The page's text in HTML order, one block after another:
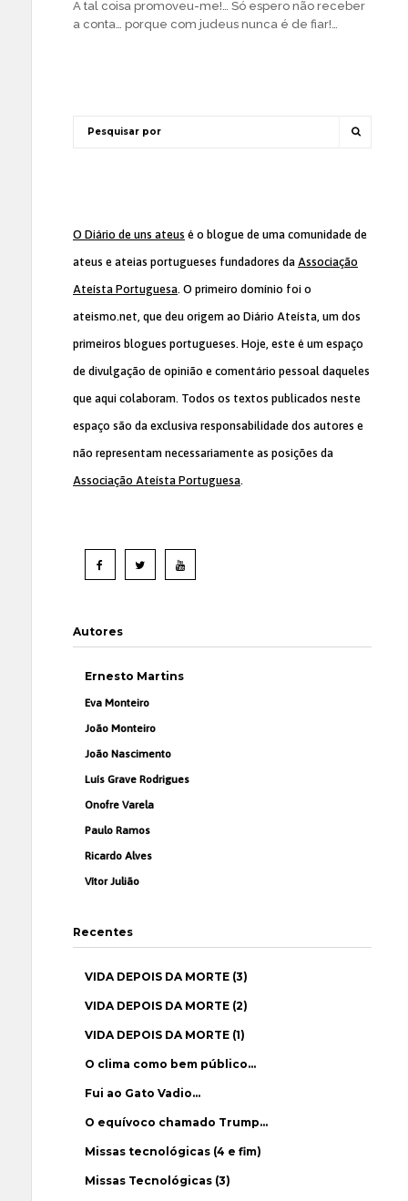
A tal coisa promoveu-me!… Só espero não receber
a conta… porque com judeus nunca é de fiar!…
O Diário de uns ateus é o blogue de uma comunidade de
ateus e ateias portugueses fundadores da Associação
Ateísta Portuguesa. O primeiro domínio foi o
ateismo.net, que deu origem ao Diário Ateísta, um dos
primeiros blogues portugueses. Hoje, este é um espaço
de divulgação de opinião e comentário pessoal daqueles
que aqui colaboram. Todos os textos publicados neste
espaço são da exclusiva responsabilidade dos autores e
não representam necessariamente as posições da
Associação Ateísta Portuguesa.
Autores
Ernesto Martins
Eva Monteiro
João Monteiro
João Nascimento
Luís Grave Rodrigues
Onofre Varela
Paulo Ramos
Ricardo Alves
Vítor Julião
Recentes
VIDA DEPOIS DA MORTE (3)
VIDA DEPOIS DA MORTE (2)
VIDA DEPOIS DA MORTE (1)
O clima como bem público…
Fui ao Gato Vadio…
O equívoco chamado Trump…
Missas tecnológicas (4 e fim)
Missas Tecnológicas (3)